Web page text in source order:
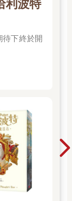
學不會阿美的妙
都沒遮眼。我逼
們的輪廓，過於
怕毀壞畫面邏
有影子，至今仍
桃園親戚來霧峰
衣服都沾溼，就
去又回頭看，女
欺負我，只覺得
了。
貓尾崎山上，隔壁
沒人居住，曾遭
詢問能不能借用
籌備拜拜事宜，
謂鄉下大家庭的
利波特
待下終於開